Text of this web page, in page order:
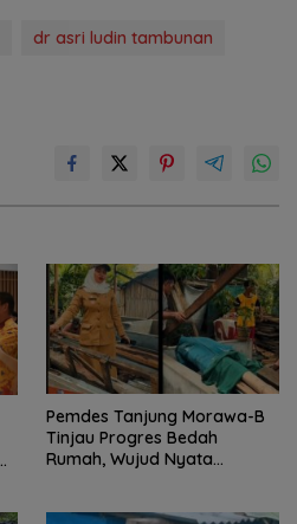
dr asri ludin tambunan
Pemdes Tanjung Morawa-B
Tinjau Progres Bedah
Rumah, Wujud Nyata